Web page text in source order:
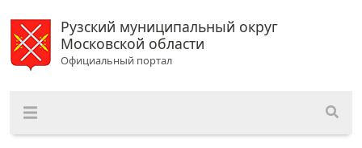
Рузский муниципальный округ
Московской области
Официальный портал